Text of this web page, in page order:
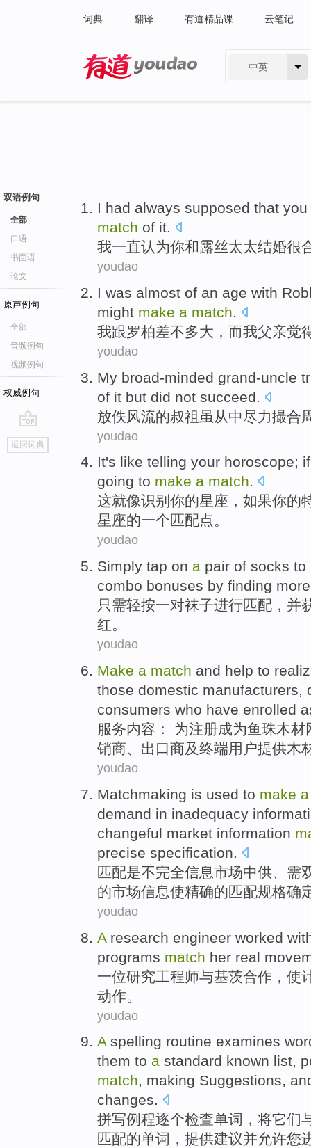
词典 翻译 有道精品课 云笔记
中英
双语例句
全部
口语
书面语
论文
原声例句
全部
音频例句
视频例句
权威例句
go
top
返回词典
I had always supposed that you
match of it.
我一直认为你和露丝太太结婚很
youdao
I was almost of an age with
might make a match.
我跟罗柏差不多大， 而我父亲觉
youdao
My broad-minded grand-uncle
of it but did not succeed
放佚风流的叔祖 虽从中尽力撮合
youdao
It's like telling your horoscope; if
going to make a match.
这就像识别 你的星座 ， 如果你的
星座的一个匹配点。
youdao
Simply tap on a pair of socks to
combo bonuses by finding more
只需轻按一对袜子进行匹配 ， 并
红。
youdao
Make a match and help to
those domestic manufacturers,
consumers who have enrolled
服务内容： 为注册成为鱼珠木材
销商、 出口商及终端用户提供木
youdao
Matchmaking is used to make
demand in inadequacy
changeful market information
precise specification.
匹配是不完全信息市场中供、 需
的市场信息使精确的匹配规格确
youdao
A research engineer worked
programs match her real
一位研究工程师与基茨合作 ， 使
动作。
youdao
Aspelling routine examines
them to a standard known list,
match, making Suggestions,
changes.
拼写例程逐个检查单词 ，将它们
匹配的单词， 提供建议并允许您